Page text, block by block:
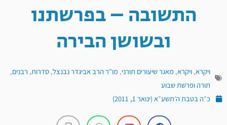
התשובה – בפרשתנו
ובשושן הבירה
ויקרא, ויקרא, מאגר שיעורים תורני, מו"ר הרב אביגדר נבנצל, סדרות, רבנים,
תורה ופרשת שבוע
כ״ה בטבת ה׳תשע״א (ינואר 1, 2011)